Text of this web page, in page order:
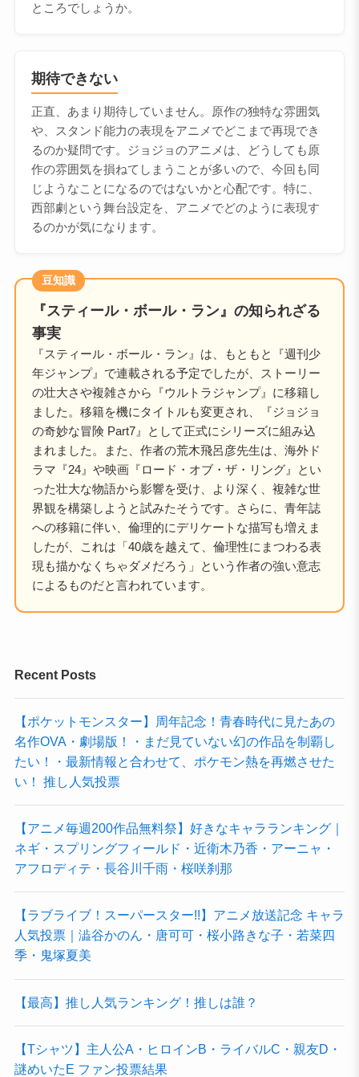
ところでしょうか。
期待できない
正直、あまり期待していません。原作の独特な雰囲気
や、スタンド能力の表現をアニメでどこまで再現でき
るのか疑問です。ジョジョのアニメは、どうしても原
作の雰囲気を損ねてしまうことが多いので、今回も同
じようなことになるのではないかと心配です。特に、
西部劇という舞台設定を、アニメでどのように表現す
るのかが気になります。
豆知識
『スティール・ボール・ラン』の知られざる
事実
『スティール・ボール・ラン』は、もともと『週刊少
年ジャンプ』で連載される予定でしたが、ストーリー
の壮大さや複雑さから『ウルトラジャンプ』に移籍し
ました。移籍を機にタイトルも変更され、『ジョジョ
の奇妙な冒険 Part7』として正式にシリーズに組み込
まれました。また、作者の荒木飛呂彦先生は、海外ド
ラマ『24』や映画『ロード・オブ・ザ・リング』とい
った壮大な物語から影響を受け、より深く、複雑な世
界観を構築しようと試みたそうです。さらに、青年誌
への移籍に伴い、倫理的にデリケートな描写も増えま
したが、これは「40歳を越えて、倫理性にまつわる表
現も描かなくちゃダメだろう」という作者の強い意志
によるものだと言われています。
Recent Posts
【ポケットモンスター】周年記念！青春時代に見たあの
名作OVA・劇場版！・まだ見ていない幻の作品を制覇し
たい！・最新情報と合わせて、ポケモン熱を再燃させた
い！ 推し人気投票
【アニメ毎週200作品無料祭】好きなキャラランキング｜
ネギ・スプリングフィールド・近衛木乃香・アーニャ・
アフロディテ・長谷川千雨・桜咲刹那
【ラブライブ！スーパースター!!】アニメ放送記念 キャラ
人気投票｜澁谷かのん・唐可可・桜小路きな子・若菜四
季・鬼塚夏美
【最高】推し人気ランキング！推しは誰？
【Tシャツ】主人公A・ヒロインB・ライバルC・親友D・
謎めいたE ファン投票結果